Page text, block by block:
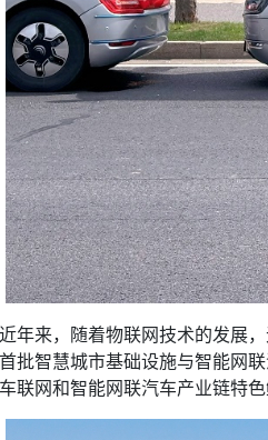
来，随着物联网技术的发展，
批智慧城市基础设施与智能网
联网和智能网联汽车产业链特